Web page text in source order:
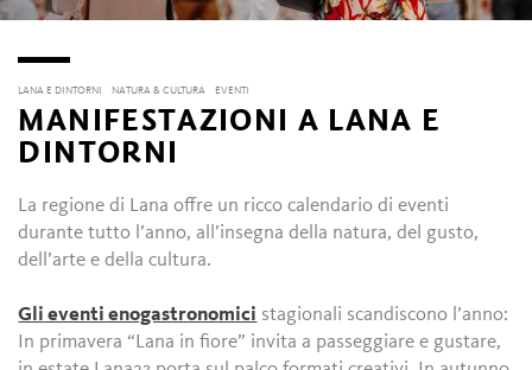
LANA E DINTORNI NATURA & CULTURA EVENTI
MANIFESTAZIONI A LANA E
DINTORNI
La regione di Lana offre un ricco calendario di eventi
durante tutto l’anno, all’insegna della natura, del gusto,
dell’arte e della cultura.
Gli eventi enogastronomici stagionali scandiscono l’anno:
In primavera “Lana in fiore” invita a passeggiare e gustare,